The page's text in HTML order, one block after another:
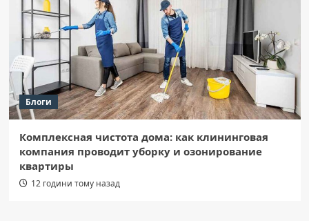
Блоги
Комплексная чистота дома: как клининговая
компания проводит уборку и озонирование
квартиры
12 години тому назад